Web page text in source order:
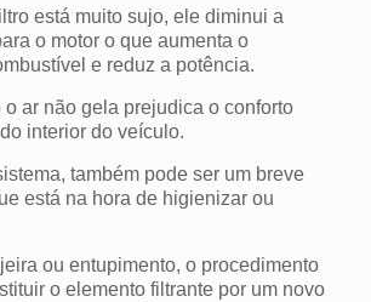
está muito sujo, ele diminui a
o motor o que aumenta o
e reduz a potência.
ar não gela prejudica o conforto
interior do veículo.
também pode ser um breve
está na hora de higienizar ou
ou entupimento, o procedimento
o elemento filtrante por um novo